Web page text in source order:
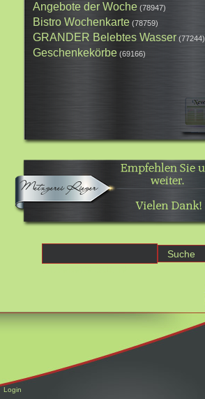
Angebote der Woche(78947)
Bistro Wochenkarte(78759)
GRANDER Belebtes Wasser(77244)
Geschenkekörbe(69166)
Login